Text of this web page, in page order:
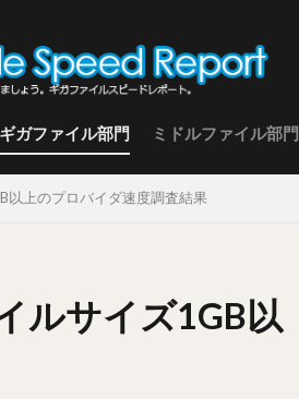
ギガファイル部門 ミドルファイル部門
以上のプロバイダ速度調査結果
ルサイズ1GB以